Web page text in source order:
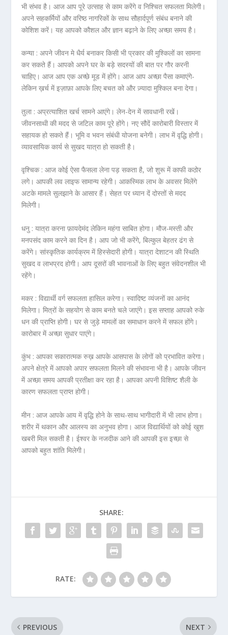
भी संभव है। आज आप पूरे उत्साह से काम करेंगे व निश्चित सफलता मिलेगी।
अपने सहकर्मियों और वरिष्ठ नागरिकों के साथ सौहार्दपूर्ण संबंध बनाने की
कोशिश करें। यह आपको कौशल और ज्ञान बढ़ाने के लिए अच्छा समय है।
कन्या :अपने जीवन मे धैर्य बनाकर किसी भी प्रकार की मुश्किलों का सामना
कर सकते हैं। आपको अपने घर के बड़े सदस्यों की बात पर गौर करनी
चाहिए। आज आप एक अच्छे मूड में होंगे। आज आप अच्छा पैसा कमाएंगे-
लेकिन ख़र्च में इज़ाफ़ा आपके लिए बचत को और ज़्यादा मुश्किल बना देगा।
तुला :अप्रत्याशित खर्च सामने आएंगे। लेन-देन में सावधानी रखें।
जीवनसाथी की मदद से जटिल काम पूरे होंगे। नए सौदें कारोबारी विस्तार में
सहायक हो सकते हैं। भूमि व भवन संबंधी योजना बनेगी। लाभ में वृद्धि होगी।
व्यावसायिक कार्य से सुखद यात्रा हो सकती है।
वृश्चिक : आज कोई ऐसा फैसला लेना पड़ सकता है, जो शुरू में काफी कठोर
लगे। आपकी लव लाइफ सामान्य रहेगी। आकस्मिक लाभ के अवसर मिलेंगे
अटके मामले सुलझाने के आसार हैं। सेहत पर ध्यान दें दोस्तों से मदद
मिलेगी।
धनु : यात्रा करना फ़ायदेमंद लेकिन महंगा साबित होगा। मौज-मस्ती और
मनपसंद काम करने का दिन है। आप जो भी करेंगे, बिल्कुल बेहतर ढंग से
करेंगे। सांस्कृतिक कार्यक्रम में हिस्सेदारी होगी। यात्रा देशाटन की स्थिति
सुखद व लाभप्रद होगी। आप दूसरों की भावनाओं के लिए बहुत संवेदनशील भी
रहेंगे।
मकर : विद्यार्थी वर्ग सफलता हासिल करेगा। स्वादिष्ट व्यंजनों का आनंद
मिलेगा। मित्रों के सहयोग से काम बनते चले जाएंगे। इस सप्ताह आपको रुके
धन की प्राप्ति होगी। घर से जुड़े मामलों का समाधान करने में सफल होंगे।
कारोबार में अच्छा सुधार पाएंगे।
कुंभ : आपका सकारात्मक रुख़ आपके आसपास के लोगों को प्रभावित करेगा।
अपने क्षेत्रे में आपको अपार सफलता मिलने की संभावना भी है। आपके जीवन
में अच्छा समय आपकी प्रतीक्षा कर रहा है। आपका अपनी विशिष्ट शैली के
कारण सफलता प्राप्त होगी।
मीन : आज आपके आय में वृद्धि होने के साथ-साथ भागीदारी में भी लाभ होगा।
शरीर में थकान और आलस्य का अनुभव होगा। आज विद्यार्थियों को कोई खुश
खबरी मिल सकती है। ईश्वर के नजदीक आने की आपकी इस इच्छा से
आपको बहुत शांति मिलेगी।
SHARE:
RATE:
PREVIOUS NEXT